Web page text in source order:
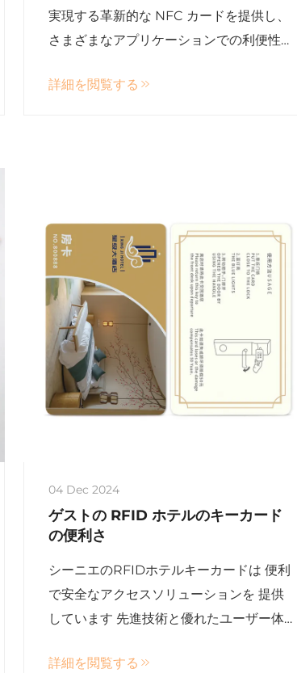
実現する革新的な NFC カードを提供し、
さまざまなアプリケーションでの利便性
詳細を閲覧する
04 Dec 2024
ゲストの RFID ホテルのキーカード
の便利さ
シーニエのRFIDホテルキーカードは 便利
で安全なアクセスソリューションを 提供
しています 先進技術と優れたユーザー体
詳細を閲覧する